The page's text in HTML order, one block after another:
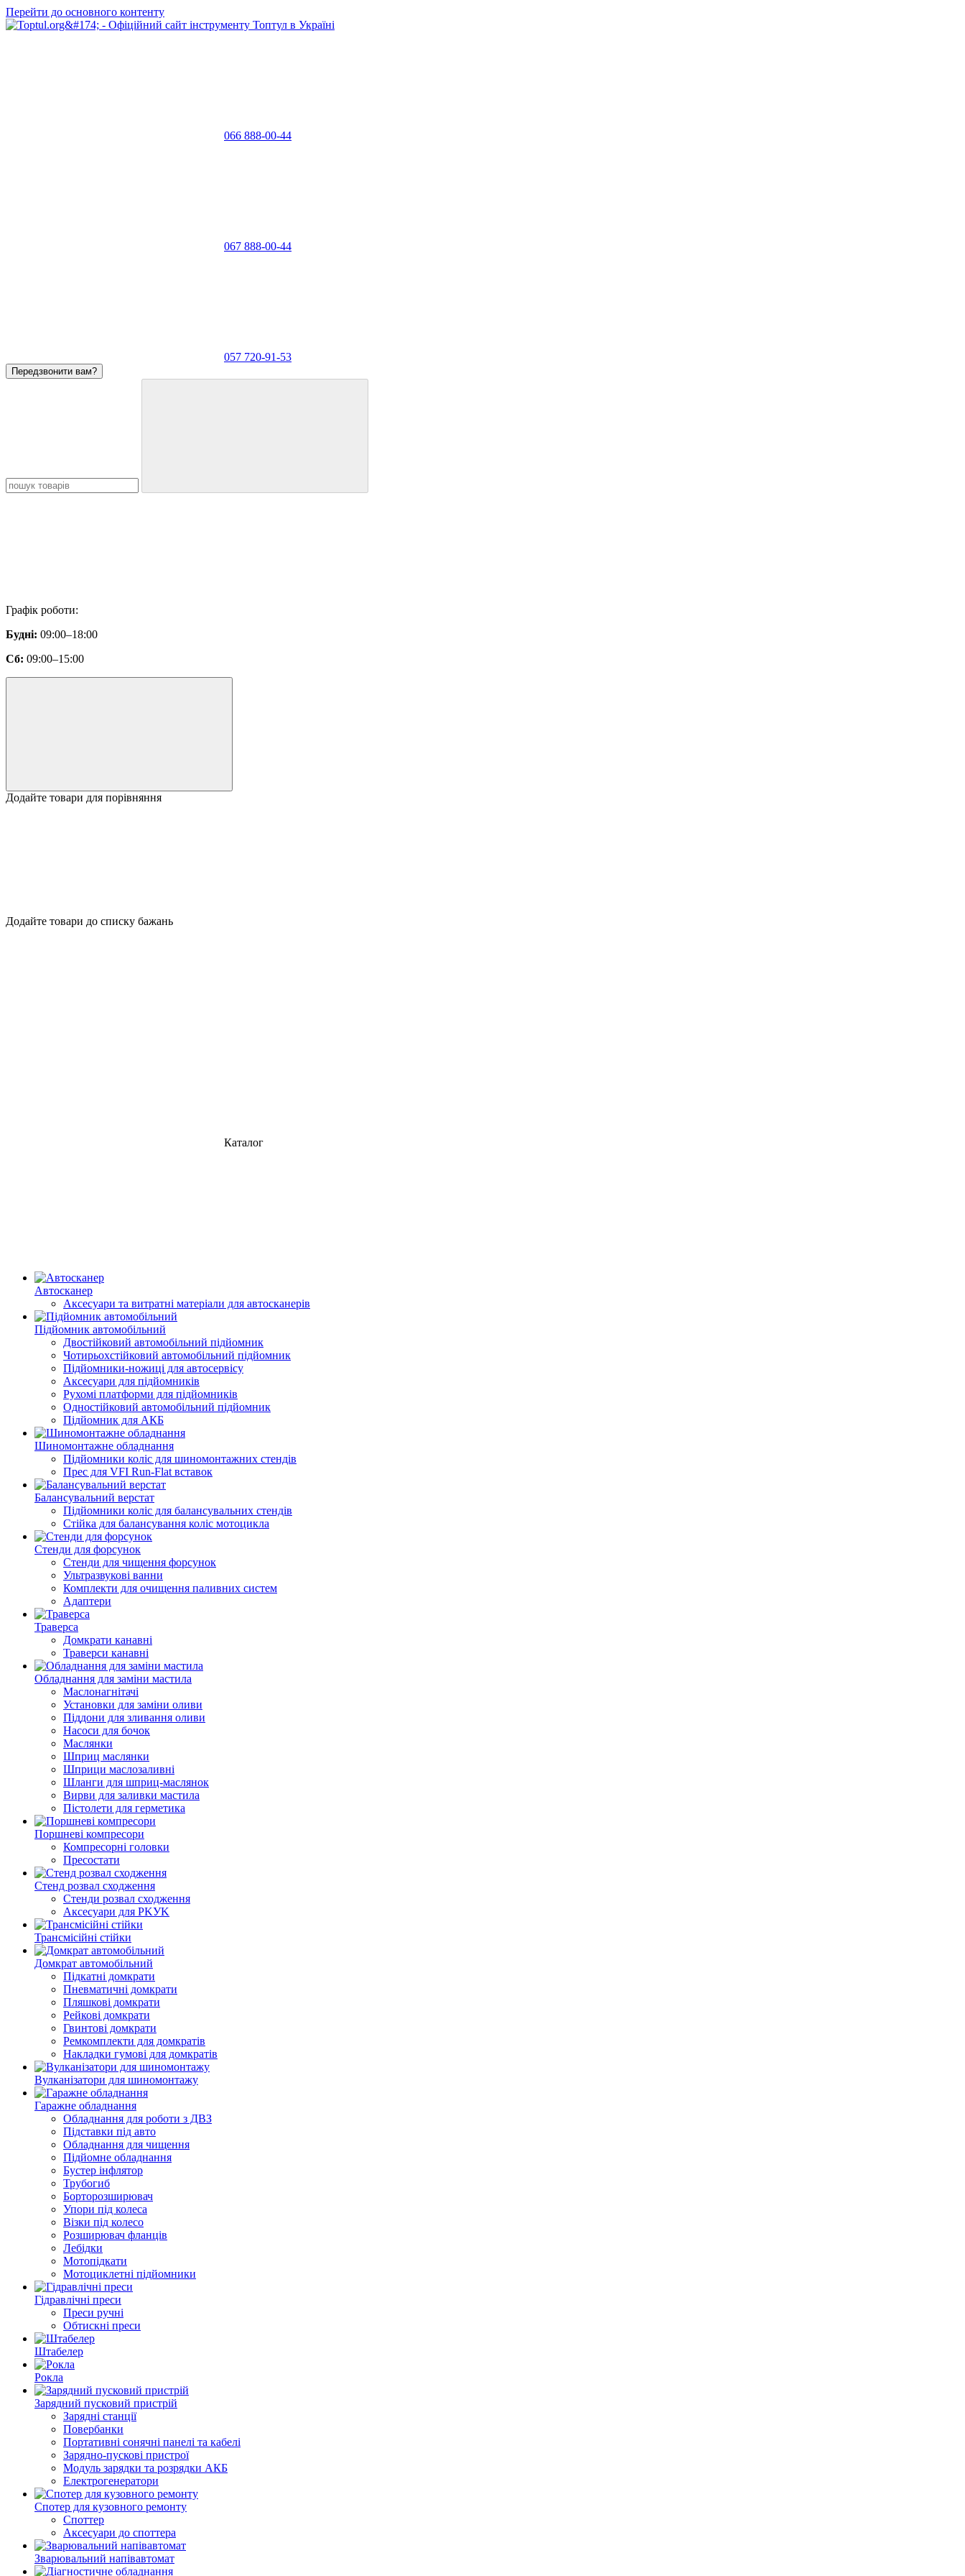
Перейти до основного контенту
066 888-00-44
067 888-00-44
057 720-91-53
Передзвонити вам?
Графік роботи:
Будні: 09:00–18:00
Сб: 09:00–15:00
Додайте товари для порівняння
Додайте товари до списку бажань
Каталог
Автосканер
Аксесуари та витратні матеріали для автосканерів
Підйомник автомобільний
Двостійковий автомобільний підйомник
Чотирьохстійковий автомобільний підйомник
Підйомники-ножиці для автосервісу
Аксесуари для підйомників
Рухомі платформи для підйомників
Одностійковий автомобільний підйомник
Підйомник для АКБ
Шиномонтажне обладнання
Підйомники коліс для шиномонтажних стендів
Прес для VFI Run-Flat вставок
Балансувальний верстат
Підйомники коліс для балансувальних стендів
Стійка для балансування коліс мотоцикла
Стенди для форсунок
Стенди для чищення форсунок
Ультразвукові ванни
Комплекти для очищення паливних систем
Адаптери
Траверса
Домкрати канавні
Траверси канавні
Обладнання для заміни мастила
Маслонагнітачі
Установки для заміни оливи
Піддони для зливання оливи
Насоси для бочок
Маслянки
Шприц маслянки
Шприци маслозаливні
Шланги для шприц-маслянок
Вирви для заливки мастила
Пістолети для герметика
Поршневі компресори
Компресорні головки
Пресостати
Стенд розвал сходження
Стенди розвал сходження
Аксесуари для PKУK
Трансмісійні стійки
Домкрат автомобільний
Підкатні домкрати
Пневматичні домкрати
Пляшкові домкрати
Рейкові домкрати
Гвинтові домкрати
Ремкомплекти для домкратів
Накладки гумові для домкратів
Вулканізатори для шиномонтажу
Гаражне обладнання
Обладнання для роботи з ДВЗ
Підставки під авто
Обладнання для чищення
Підйомне обладнання
Бустер інфлятор
Трубогиб
Борторозширювач
Упори під колеса
Візки під колесо
Розширювач фланців
Лебідки
Мотопідкати
Мотоциклетні підйомники
Гідравлічні преси
Преси ручні
Обтискні преси
Штабелер
Рокла
Зарядний пусковий пристрій
Зарядні станції
Повербанки
Портативні сонячні панелі та кабелі
Зарядно-пускові пристрої
Модуль зарядки та розрядки АКБ
Електрогенератори
Спотер для кузовного ремонту
Споттер
Аксесуари до споттера
Зварювальний напівавтомат